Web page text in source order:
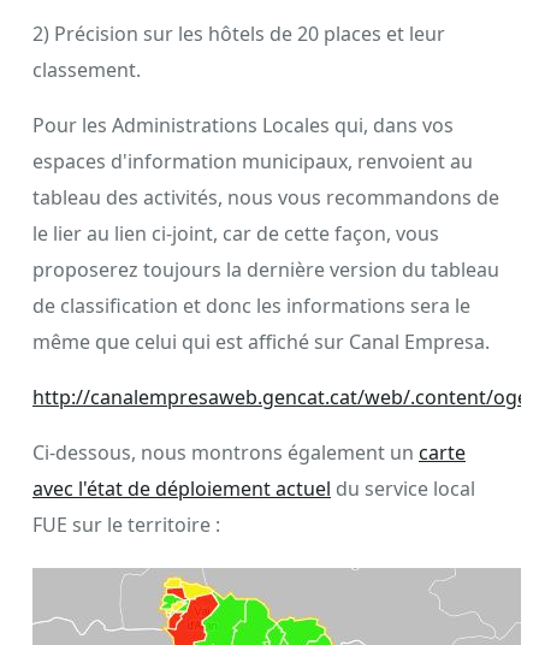
2) Précision sur les hôtels de 20 places et leur
classement.
Pour les Administrations Locales qui, dans vos
espaces d'information municipaux, renvoient au
tableau des activités, nous vous recommandons de
le lier au lien ci-joint, car de cette façon, vous
proposerez toujours la dernière version du tableau
de classification et donc les informations sera le
même que celui qui est affiché sur Canal Empresa.
http://canalempresaweb.gencat.cat/web/.content/oge/
Ci-dessous, nous montrons également un carte
avec l'état de déploiement actuel du service local
FUE sur le territoire :